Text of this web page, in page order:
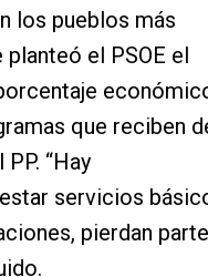
los pueblos más
el PSOE el
que reciben
“Hay
servicios
pierdan parte